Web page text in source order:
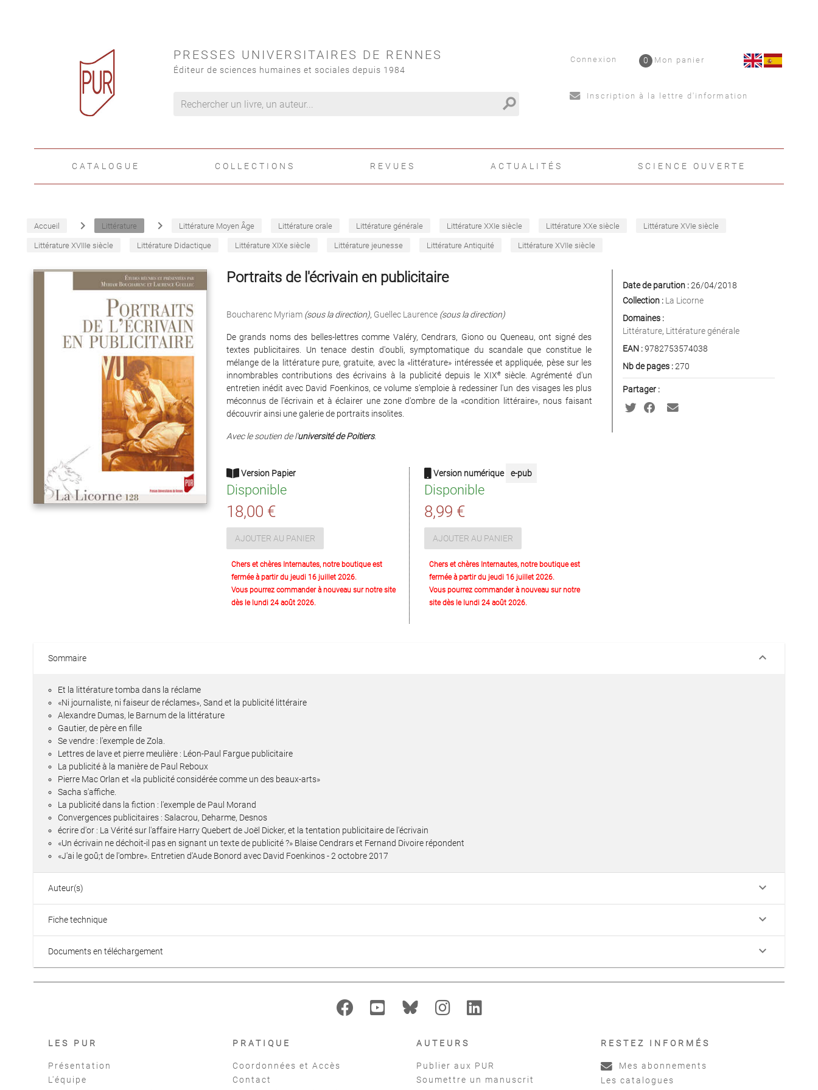
PRESSES UNIVERSITAIRES DE RENNES
Éditeur de sciences humaines et sociales depuis 1984
search
Connexion Mon panier
0
Inscription à la lettre d'information
CATALOGUE COLLECTIONS REVUES ACTUALITÉS SCIENCE OUVERTE
Accueil navigate_next Littérature navigate_next Littérature Moyen Âge Littérature orale Littérature générale Littérature XXIe siècle Littérature XXe siècle Littérature XVIe siècle
Littérature XVIIIe siècle Littérature Didactique Littérature XIXe siècle Littérature jeunesse Littérature Antiquité Littérature XVIIe siècle
Portraits de l'écrivain en publicitaire
Boucharenc Myriam (sous la direction), Guellec Laurence (sous la direction)
De grands noms des belles-lettres comme Valéry, Cendrars, Giono ou Queneau, ont signé des
textes publicitaires. Un tenace destin d'oubli, symptomatique du scandale que constitue le
mélange de la littérature pure, gratuite, avec la «littérature» intéressée et appliquée, pèse sur les
innombrables contributions des écrivains à la publicité depuis le XIXesiècle. Agrémenté d'un
entretien inédit avec David Foenkinos, ce volume s'emploie à redessiner l'un des visages les plus
méconnus de l'écrivain et à éclairer une zone d'ombre de la «condition littéraire», nous faisant
découvrir ainsi une galerie de portraits insolites.
Avec le soutien de l'université de Poitiers.
Version Papier
Disponible
18,00 €
AJOUTER AU PANIER
Chers et chères Internautes, notre boutique est
fermée à partir du jeudi 16 juillet 2026.
Vous pourrez commander à nouveau sur notre site
dès le lundi 24 août 2026.
Version numérique e-pub
Disponible
8,99 €
AJOUTER AU PANIER
Chers et chères Internautes, notre boutique est
fermée à partir du jeudi 16 juillet 2026.
Vous pourrez commander à nouveau sur notre
site dès le lundi 24 août 2026.
Date de parution :26/04/2018
Collection : La Licorne
Domaines :
Littérature, Littérature générale
EAN :9782753574038
Nb de pages :270
Partager :
Sommaire keyboard_arrow_down
Et la littérature tomba dans la réclame
«Ni journaliste, ni faiseur de réclames», Sand et la publicité littéraire
Alexandre Dumas, le Barnum de la littérature
Gautier, de père en fille
Se vendre : l'exemple de Zola.
Lettres de lave et pierre meulière : Léon-Paul Fargue publicitaire
La publicité à la manière de Paul Reboux
Pierre Mac Orlan et «la publicité considérée comme un des beaux-arts»
Sacha s'affiche.
La publicité dans la fiction : l'exemple de Paul Morand
Convergences publicitaires : Salacrou, Deharme, Desnos
écrire d'or : La Vérité sur l'affaire Harry Quebert de Joël Dicker, et la tentation publicitaire de l'écrivain
«Un écrivain ne déchoit-il pas en signant un texte de publicité ?» Blaise Cendrars et Fernand Divoire répondent
«J'ai le goû;t de l'ombre». Entretien d'Aude Bonord avec David Foenkinos - 2 octobre 2017
Auteur(s) keyboard_arrow_down
Fiche technique keyboard_arrow_down
Documents en téléchargement keyboard_arrow_down
LES PUR
Présentation
L'équipe
PRATIQUE
Coordonnées et Accès
Contact
AUTEURS
Publier aux PUR
Soumettre un manuscrit
RESTEZ INFORMÉS
Mes abonnements
Les catalogues